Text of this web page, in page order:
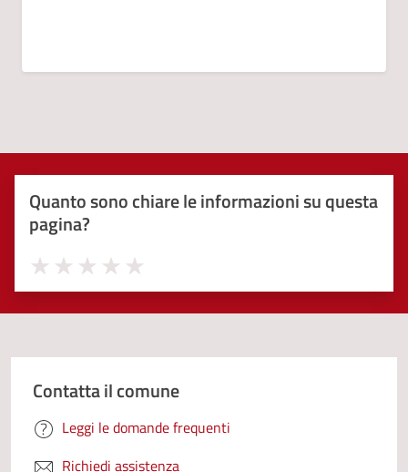
Quanto sono chiare le informazioni su questa
pagina?
Valuta 5 stelle su 5
Valuta 4 stelle su 5
Valuta 3 stelle su 5
Valuta 2 stelle su 5
Valuta 1 stelle su 5
Contatta il comune
Leggi le domande frequenti
Richiedi assistenza